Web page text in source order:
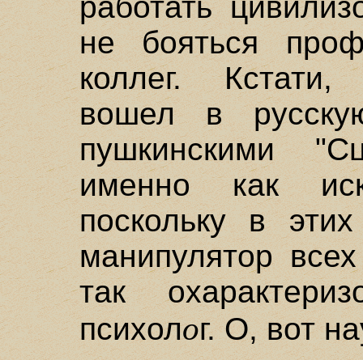
работать
не бояться
коллег.
вошел в
пушкинскими
именно как
поскольку в
манипулятор
так
психолог. О, вот